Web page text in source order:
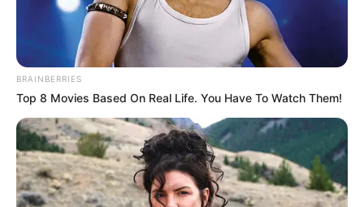
Suchen:
BRAINBERRIES
Top 8 Movies Based On Real Life. You Have To Watch Them!